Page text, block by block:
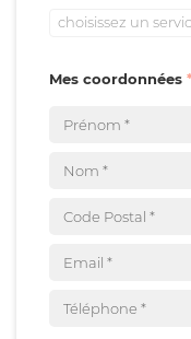
choisissez un
Mes coordonnées